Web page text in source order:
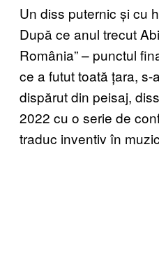
Un diss puternic și cu
După ce anul trecut
România” – punctul
ce a futut toată țara, s-
dispărut din peisaj,
2022 cu o serie de
traduc inventiv în